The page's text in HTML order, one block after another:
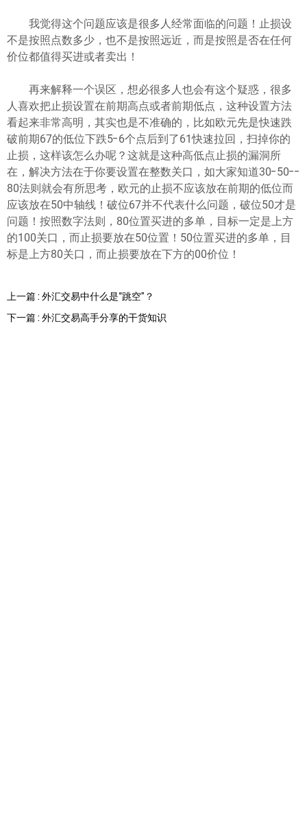
我觉得这个问题应该是很多人经常面临的问题！止损设
不是按照点数多少，也不是按照远近，而是按照是否在任何
价位都值得买进或者卖出！
再来解释一个误区，想必很多人也会有这个疑惑，很多
人喜欢把止损设置在前期高点或者前期低点，这种设置方法
看起来非常高明，其实也是不准确的，比如欧元先是快速跌
破前期67的低位下跌5-6个点后到了61快速拉回，扫掉你的
止损，这样该怎么办呢？这就是这种高低点止损的漏洞所
在，解决方法在于你要设置在整数关口，如大家知道30-50--
80法则就会有所思考，欧元的止损不应该放在前期的低位而
应该放在50中轴线！破位67并不代表什么问题，破位50才是
问题！按照数字法则，80位置买进的多单，目标一定是上方
的100关口，而止损要放在50位置！50位置买进的多单，目
标是上方80关口，而止损要放在下方的00价位！
上一篇 : 外汇交易中什么是“跳空”？
下一篇 : 外汇交易高手分享的干货知识